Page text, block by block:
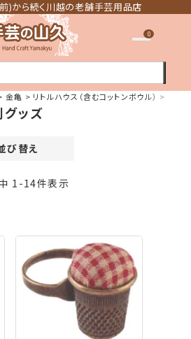
)から続く川越の老舗手芸用品店
注文履歴
0
金亀 リトルハウス（含むコットンボウル）
グッズ
び替え
格が高い順
すすめ順
レビュー順
1 -14件表示